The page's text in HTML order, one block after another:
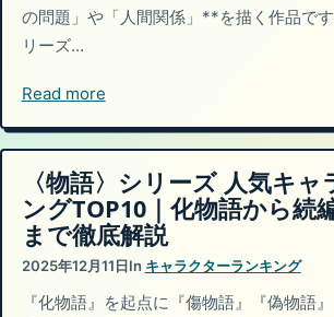
の問題」や「人間関係」**を描く作品で
リーズ…
Read more
〈物語〉シリーズ 人気キャ
ングTOP10｜化物語から続
まで徹底解説
2025年12月11日In キャラクターランキング
『化物語』を起点に『傷物語』『偽物語』